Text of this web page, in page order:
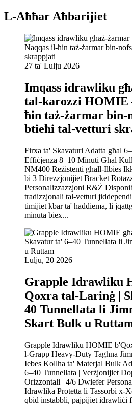
L-Aħħar Aħbarijiet
27 ta' Lulju 2026
Imqass idrawliku
tal-karozzi HOMIE
ħin taż-żarmar bin-
btieħi tal-vetturi
Firxa ta' Skavaturi Adatta għal
Effiċjenza 8–10 Minuti Għal
NM400 Reżistenti għall-Ilbies
bi 3 Direzzjonijiet Bracket
Personalizzazzjoni R&Ż
tradizzjonali tal-vetturi
timijiet kbar ta' ħaddiema, li
minuta biex...
Lulju, 20 2026
Grapple Idrawliku
Qoxra tal-Larinġ |
40 Tunnellata li
Skart Bulk u
Grapple Idrawliku HOMIE
l-Grapp Heavy-Duty Tagħna
Iebes Kollha ta' Materjal Bulk
6–40 Tunnellata | Verżjonijiet
Orizzontali | 4/6 Dwiefer
Idrawlika Protetta li Tassorbi x-
qbid instabbli, pajpijiet idrawliċi